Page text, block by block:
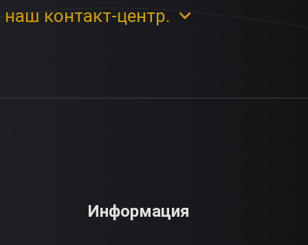
контакт-центр.
Информация